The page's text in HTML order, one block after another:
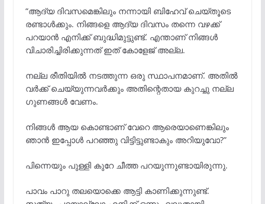
“ആദ്യ ദിവസമെങ്കിലും നന്നായി ബിഹേവ് ചെയ്തൂടെ
രണ്ടാൾക്കും. നിങ്ങളെ ആദ്യ ദിവസം തന്നെ വഴക്ക്
പറയാൻ എനിക്ക് ബുദ്ധിമുട്ടുണ്ട്. എന്താണ് നിങ്ങൾ
വിചാരിച്ചിരിക്കുന്നത് ഇത് കോളേജ് അല്ല.
നല്ല രീതിയിൽ നടത്തുന്ന ഒരു സ്ഥാപനമാണ്. അതിൽ
വർക്ക്‌ ചെയ്യുന്നവർക്കും അതിന്റെതായ കുറച്ചു നല്ല
ഗുണങ്ങൾ വേണം.
നിങ്ങൾ ആയ കൊണ്ടാണ് വേറെ ആരെയാണെങ്കിലും
ഞാൻ ഇപ്പോൾ പറഞ്ഞു വിട്ടിട്ടുണ്ടാകും അറിയുവോ?”
പിന്നെയും പുള്ളി കുറേ ചീത്ത പറയുന്നുണ്ടായിരുന്നു.
പാവം പാറു തലയൊക്കെ ആട്ടി കാണിക്കുന്നുണ്ട്.